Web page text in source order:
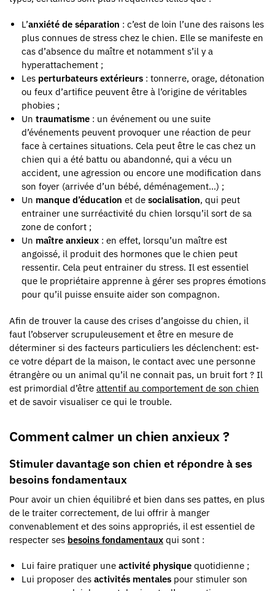
L’anxiété de séparation : c’est de loin l’une des raisons les
plus connues de stress chez le chien. Elle se manifeste en
cas d’absence du maître et notamment s’il y a
hyperattachement ;
Les perturbateurs extérieurs : tonnerre, orage, détonation
ou feux d’artifice peuvent être à l’origine de véritables
phobies ;
Un traumatisme : un événement ou une suite
d’événements peuvent provoquer une réaction de peur
face à certaines situations. Cela peut être le cas chez un
chien qui a été battu ou abandonné, qui a vécu un
accident, une agression ou encore une modification dans
son foyer (arrivée d’un bébé, déménagement…) ;
Un manque d’éducation et de socialisation, qui peut
entrainer une surréactivité du chien lorsqu’il sort de sa
zone de confort ;
Un maître anxieux : en effet, lorsqu’un maître est
angoissé, il produit des hormones que le chien peut
ressentir. Cela peut entrainer du stress. Il est essentiel
que le propriétaire apprenne à gérer ses propres émotions
pour qu’il puisse ensuite aider son compagnon.
Afin de trouver la cause des crises d’angoisse du chien, il
faut l’observer scrupuleusement et être en mesure de
déterminer si des facteurs particuliers les déclenchent: est-
ce votre départ de la maison, le contact avec une personne
étrangère ou un animal qu’il ne connait pas, un bruit fort ? Il
est primordial d’être attentif au comportement de son chien
et de savoir visualiser ce qui le trouble.
Comment calmer un chien anxieux ?
Stimuler davantage son chien et répondre à ses
besoins fondamentaux
Pour avoir un chien équilibré et bien dans ses pattes, en plus
de le traiter correctement, de lui offrir à manger
convenablement et des soins appropriés, il est essentiel de
respecter ses besoins fondamentaux qui sont :
Lui faire pratiquer une activité physique quotidienne ;
Lui proposer des activités mentales pour stimuler son